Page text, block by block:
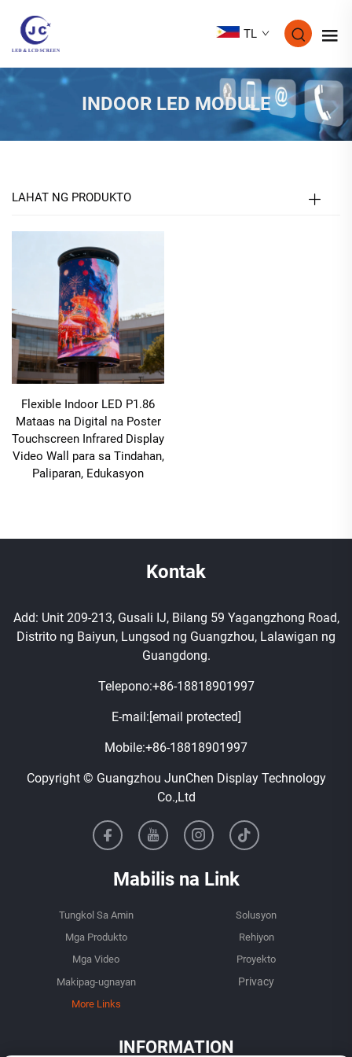
TL
INDOOR LED MODULE
LAHAT NG PRODUKTO
Flexible Indoor LED P1.86
Mataas na Digital na Poster
Touchscreen Infrared Display
Video Wall para sa Tindahan,
Paliparan, Edukasyon
Kontak
Add: Unit 209-213, Gusali IJ, Bilang 59 Yagangzhong Road,
Distrito ng Baiyun, Lungsod ng Guangzhou, Lalawigan ng
Guangdong.
Telepono:+86-18818901997
E-mail: [email protected]
Mobile:+86-18818901997
Copyright © Guangzhou JunChen Display Technology
Co.,Ltd
Mabilis na Link
Tungkol Sa Amin
Solusyon
Mga Produkto
Rehiyon
Mga Video
Proyekto
Makipag-ugnayan
More Links
INFORMATION